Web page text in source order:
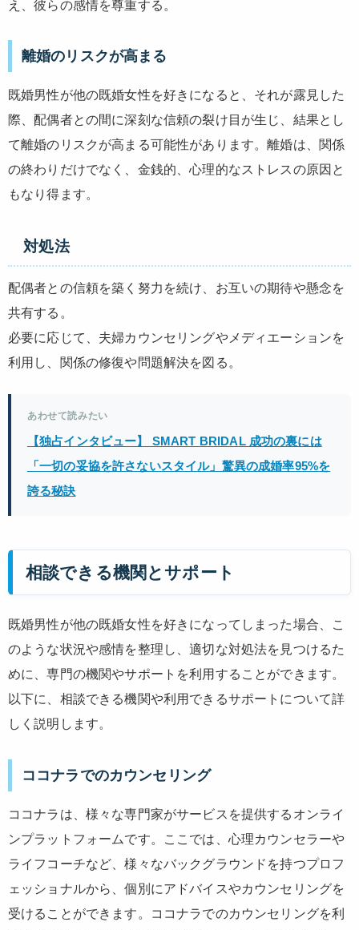
え、彼らの感情を尊重する。
離婚のリスクが高まる
既婚男性が他の既婚女性を好きになると、それが露見した
際、配偶者との間に深刻な信頼の裂け目が生じ、結果とし
て離婚のリスクが高まる可能性があります。離婚は、関係
の終わりだけでなく、金銭的、心理的なストレスの原因と
もなり得ます。
対処法
配偶者との信頼を築く努力を続け、お互いの期待や懸念を
共有する。
必要に応じて、夫婦カウンセリングやメディエーションを
利用し、関係の修復や問題解決を図る。
あわせて読みたい
【独占インタビュー】 SMART BRIDAL 成功の裏には
「一切の妥協を許さないスタイル」驚異の成婚率95%を
誇る秘訣
相談できる機関とサポート
既婚男性が他の既婚女性を好きになってしまった場合、こ
のような状況や感情を整理し、適切な対処法を見つけるた
めに、専門の機関やサポートを利用することができます。
以下に、相談できる機関や利用できるサポートについて詳
しく説明します。
ココナラでのカウンセリング
ココナラは、様々な専門家がサービスを提供するオンライ
ンプラットフォームです。ここでは、心理カウンセラーや
ライフコーチなど、様々なバックグラウンドを持つプロフ
ェッショナルから、個別にアドバイスやカウンセリングを
受けることができます。ココナラでのカウンセリングを利